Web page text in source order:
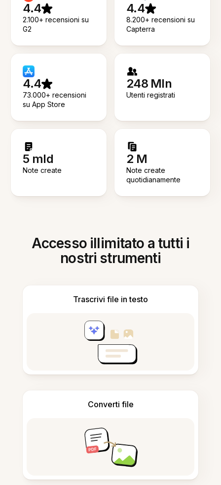
4.4
2.100+ recensioni su
G2
4.4
8.200+ recensioni su
Capterra
4.4
73.000+ recensioni
su App Store
248 Mln
Utenti registrati
5 mld
Note create
2 M
Note create
quotidianamente
Accesso illimitato a tutti i
nostri strumenti
Trascrivi file in testo
Converti file